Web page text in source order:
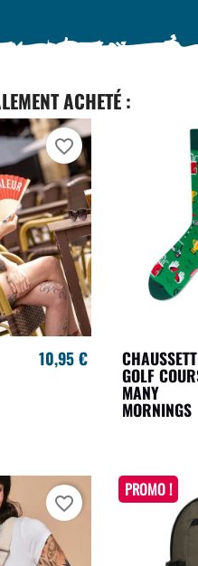
ACHETÉ :
10,95 €
favorite_border
GOLF
MANY
MORNINGS
favorite_border
PROMO !